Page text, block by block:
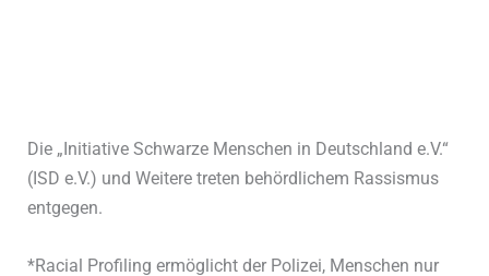
Die „Initiative Schwarze Menschen in Deutschland e.V.“
(ISD e.V.) und Weitere treten behördlichem Rassismus
entgegen.
*Racial Profiling ermöglicht der Polizei, Menschen nur